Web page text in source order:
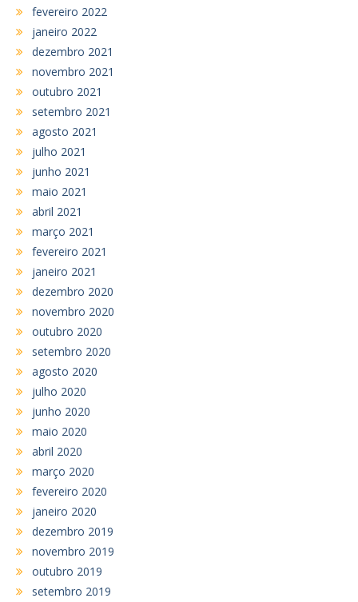
fevereiro 2022
janeiro 2022
dezembro 2021
novembro 2021
outubro 2021
setembro 2021
agosto 2021
julho 2021
junho 2021
maio 2021
abril 2021
março 2021
fevereiro 2021
janeiro 2021
dezembro 2020
novembro 2020
outubro 2020
setembro 2020
agosto 2020
julho 2020
junho 2020
maio 2020
abril 2020
março 2020
fevereiro 2020
janeiro 2020
dezembro 2019
novembro 2019
outubro 2019
setembro 2019